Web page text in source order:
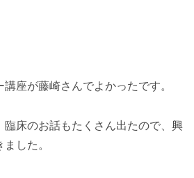
座が藤崎さんでよかったです。
臨床のお話もたくさん出たので、興
した。